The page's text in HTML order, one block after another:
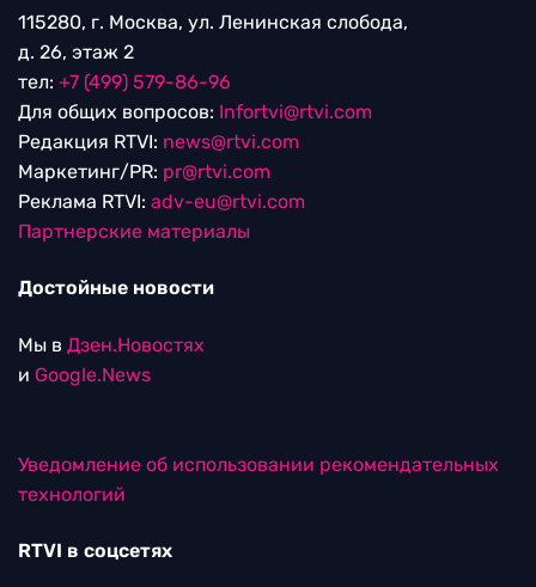
115280, г. Москва, ул. Ленинская слобода,
д. 26, этаж 2
тел: +7 (499) 579-86-96
Для общих вопросов: Infortvi@rtvi.com
Редакция RTVI: news@rtvi.com
Маркетинг/PR: pr@rtvi.com
Реклама RTVI: adv-eu@rtvi.com
Партнерские материалы
Достойные новости
Мы в Дзен.Новостях
и Google.News
Уведомление об использовании рекомендательных
технологий
RTVI в соцсетях